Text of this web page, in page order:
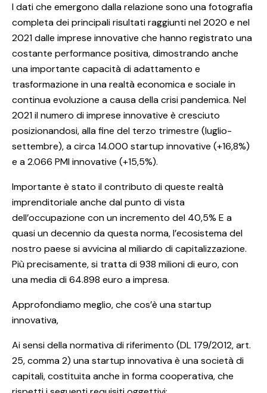
I dati che emergono dalla relazione sono una fotografia
completa dei principali risultati raggiunti nel 2020 e nel
2021 dalle imprese innovative che hanno registrato una
costante performance positiva, dimostrando anche
una importante capacità di adattamento e
trasformazione in una realtà economica e sociale in
continua evoluzione a causa della crisi pandemica. Nel
2021 il numero di imprese innovative è cresciuto
posizionandosi, alla fine del terzo trimestre (luglio-
settembre), a circa 14.000 startup innovative (+16,8%)
e a 2.066 PMI innovative (+15,5%).
Importante è stato il contributo di queste realtà
imprenditoriale anche dal punto di vista
dell’occupazione con un incremento del 40,5% E a
quasi un decennio da questa norma, l’ecosistema del
nostro paese si avvicina al miliardo di capitalizzazione.
Più precisamente, si tratta di 938 milioni di euro, con
una media di 64.898 euro a impresa.
Approfondiamo meglio, che cos’è una startup
innovativa,
Ai sensi della normativa di riferimento (DL 179/2012, art.
25, comma 2) una startup innovativa è una società di
capitali, costituita anche in forma cooperativa, che